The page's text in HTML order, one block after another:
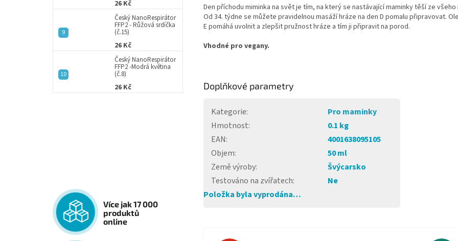
26 Kč
Český NanoRespirátor
FFP2 - Růžová srdíčka
(č.15)
26 Kč
Český NanoRespirátor
FFP2 -Modrá květina
(č.8)
26 Kč
Více jak 17 000
produktů
online
Den příchodu miminka na svět je tím, na který se nastávající maminky těší ze
Od 34. týdne se můžete pravidelnou masáží hráze na den D pomalu připravovat.
E pomáhá uvolnit a zlepšit pružnost hráze a tím ji připravit na porod.
Vhodné pro vegany.
Doplňkové parametry
Kategorie:
Pro maminky
Hmotnost:
0.1 kg
EAN:
4001638095105
Objem:
50 ml
Země výroby:
Švýcarsko
Testováno na zvířatech:
Ne
Položka byla vyprodána…